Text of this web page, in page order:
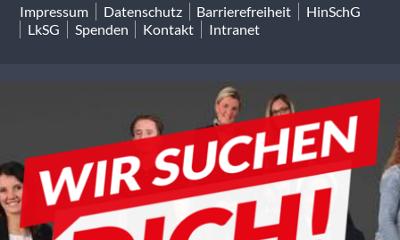
Impressum Datenschutz Barrierefreiheit
HinSchG
LkSG
Spenden Kontakt Intranet